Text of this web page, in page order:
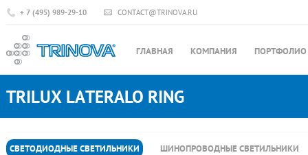
+ 7 (495) 989-29-10 CONTACT@TRINOVA.RU
ГЛАВНАЯ КОМПАНИЯ ПОРТФОЛИО
TRILUX LATERALO RING
СВЕТОДИОДНЫЕ СВЕТИЛЬНИКИ ШИНОПРОВОДНЫЕ СВЕТИЛЬНИКИ